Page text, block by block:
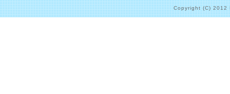
Copyright (C) 2012